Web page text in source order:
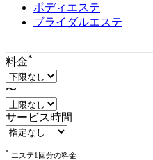
ボディエステ
ブライダルエステ
料金*
〜
サービス時間
* エステ1回分の料金